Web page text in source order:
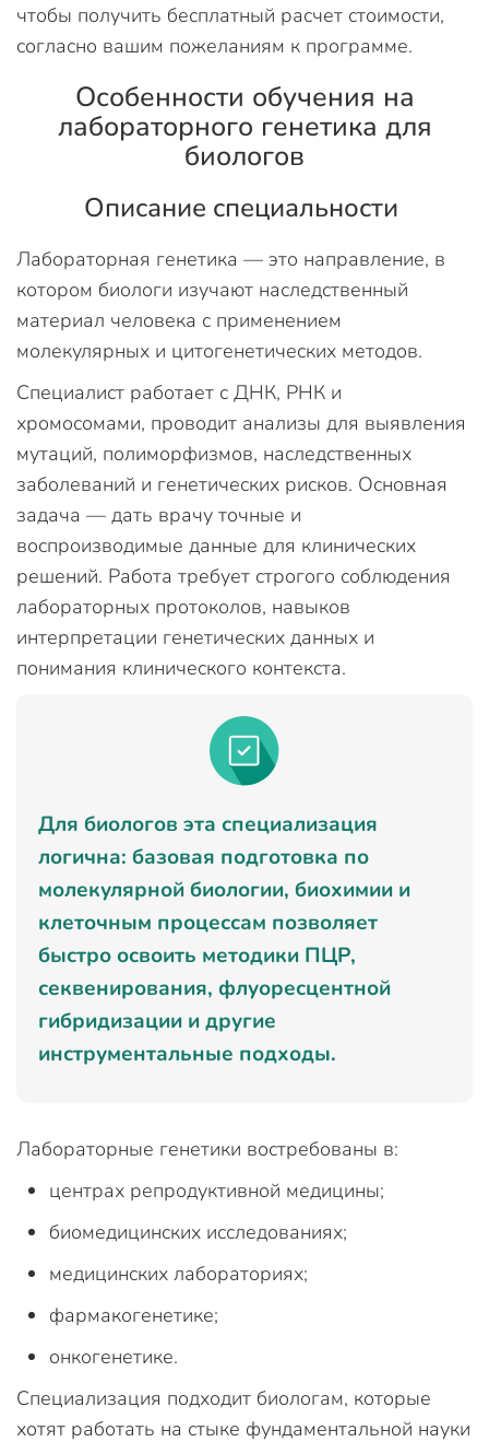
чтобы получить бесплатный расчет стоимости,
согласно вашим пожеланиям к программе.
Особенности обучения на
лабораторного генетика для
биологов
Описание специальности
Лабораторная генетика — это направление, в
котором биологи изучают наследственный
материал человека с применением
молекулярных и цитогенетических методов.
Специалист работает с ДНК, РНК и
хромосомами, проводит анализы для выявления
мутаций, полиморфизмов, наследственных
заболеваний и генетических рисков. Основная
задача — дать врачу точные и
воспроизводимые данные для клинических
решений. Работа требует строгого соблюдения
лабораторных протоколов, навыков
интерпретации генетических данных и
понимания клинического контекста.
Для биологов эта специализация
логична: базовая подготовка по
молекулярной биологии, биохимии и
клеточным процессам позволяет
быстро освоить методики ПЦР,
секвенирования, флуоресцентной
гибридизации и другие
инструментальные подходы.
Лабораторные генетики востребованы в:
центрах репродуктивной медицины;
биомедицинских исследованиях;
медицинских лабораториях;
фармакогенетике;
онкогенетике.
Специализация подходит биологам, которые
хотят работать на стыке фундаментальной науки